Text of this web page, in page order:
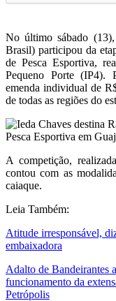
No último sábado
Brasil) participou da
de Pesca Esportiva,
Pequeno Porte (IP4).
emenda individual de
de todas as regiões do
A competição,
contou com as
caiaque.
Leia Também:
Atitude irresponsável,
embaixadora
Adalto de Bandeirantes
funcionamento da
Petrópolis